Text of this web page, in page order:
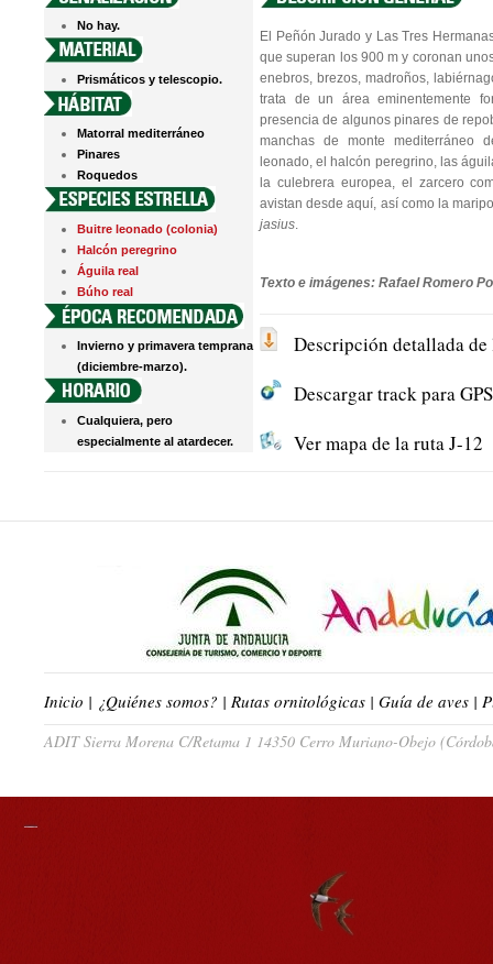
No hay.
Prismáticos y telescopio.
Matorral mediterráneo
Pinares
Roquedos
Buitre leonado (colonia)
Halcón peregrino
Águila real
Búho real
Invierno y primavera temprana
(diciembre-marzo).
Cualquiera, pero
especialmente al atardecer.
El Peñón Jurado y Las Tres
que superan los 900 m y coronan
enebros, brezos, madroños,
trata de un área eminentemente
presencia de algunos pinares de
manchas de monte mediterráneo
leonado, el halcón peregrino, las
la culebrera europea, el zarcero
avistan desde aquí, así como la
jasius.
Texto e imágenes: Rafael Romero
Descripción detallada
Descargar track para
Ver mapa de la ruta J-12
Inicio | ¿Quiénes somos? | Rutas ornitológicas | Guía de aves |
ADIT Sierra Morena C/Retama 1 14350 Cerro Muriano-Obejo